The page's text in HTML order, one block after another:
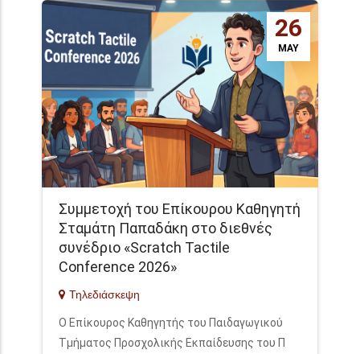
26
MAY
Συμμετοχή του Επίκουρου Καθηγητή
Σταμάτη Παπαδάκη στο διεθνές
συνέδριο «Scratch Tactile
Conference 2026»
Τηλεδιάσκεψη
Ο Επίκουρος Καθηγητής του Παιδαγωγικού
Τμήματος Προσχολικής Εκπαίδευσης του Π